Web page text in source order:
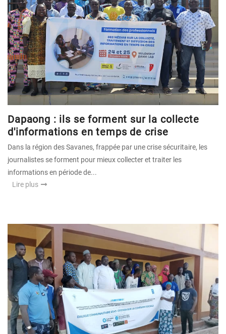
Dapaong : ils se forment sur la collecte
d'informations en temps de crise
Dans la région des Savanes, frappée par une crise sécuritaire, les
journalistes se forment pour mieux collecter et traiter les
informations en période de...
Lire plus